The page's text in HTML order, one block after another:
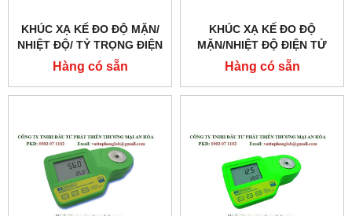
KHÚC XẠ KẾ ĐO ĐỘ MẶN/
NHIỆT ĐỘ/ TỶ TRỌNG ĐIỆN
TỬ MODEL:MA887
Hàng có sẵn
KHÚC XẠ KẾ ĐO ĐỘ
MẶN/NHIỆT ĐỘ ĐIỆN TỬ
MODEL:MA886
Hàng có sẵn